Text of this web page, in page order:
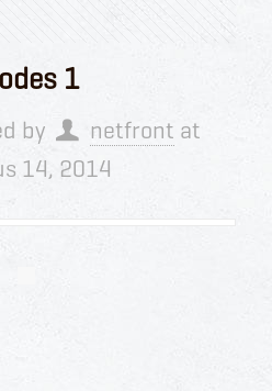
1
by netfront at
14, 2014